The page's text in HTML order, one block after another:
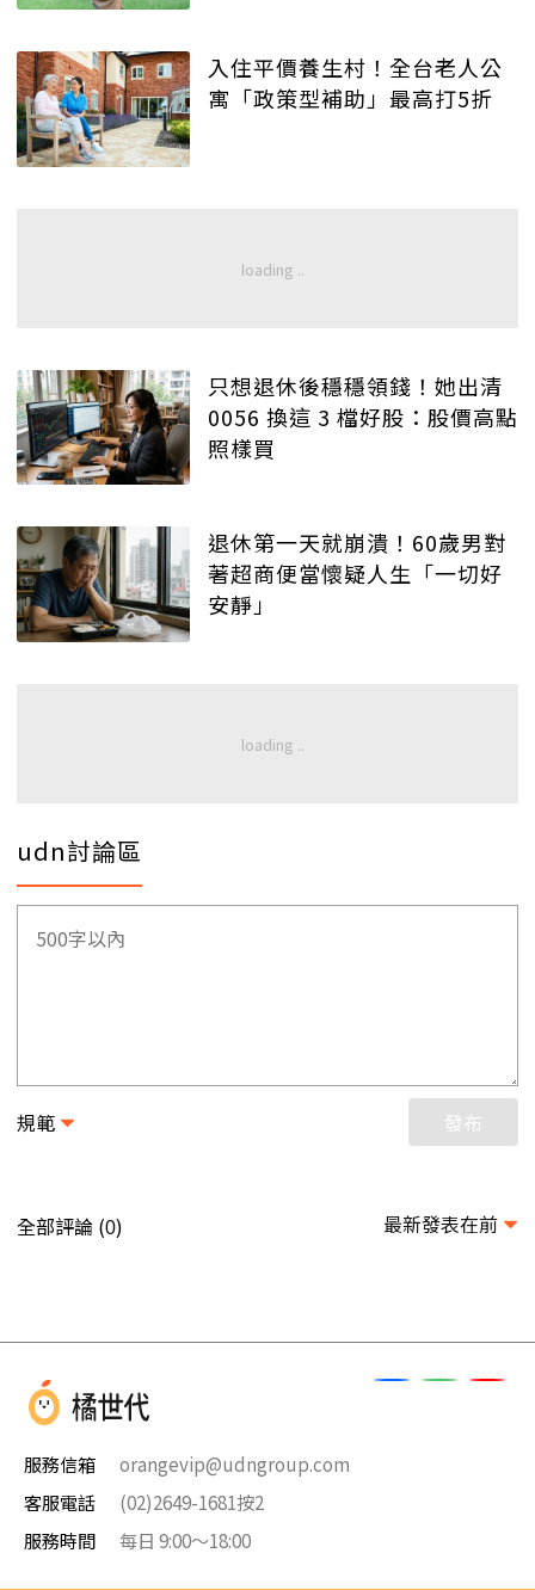
入住平價養生村！全台老人公
寓「政策型補助」最高打5折
只想退休後穩穩領錢！她出清
0056 換這 3 檔好股：股價高點
照樣買
退休第一天就崩潰！60歲男對
著超商便當懷疑人生「一切好
安靜」
udn討論區
規範 發布
全部評論 (0) 最新發表在前
服務信箱
orangevip@udngroup.com
客服電話
(02)2649-1681按2
服務時間
每日 9:00～18:00